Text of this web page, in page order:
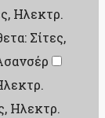
Ηλεκτρ.
Σίτες,
Ηλεκτρ.